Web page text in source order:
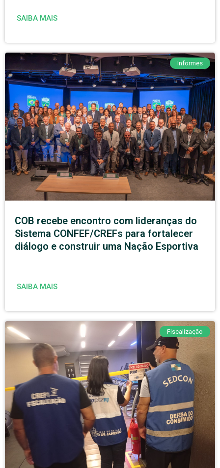
SAIBA MAIS
Informes
COB recebe encontro com lideranças do
Sistema CONFEF/CREFs para fortalecer
diálogo e construir uma Nação Esportiva
SAIBA MAIS
Fiscalização